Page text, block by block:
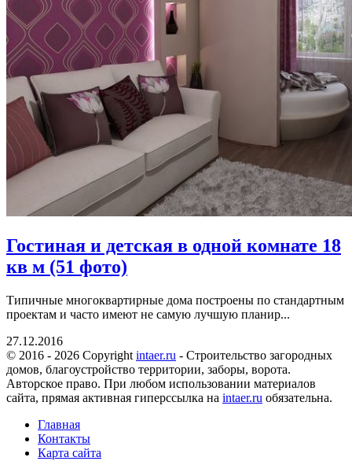
Гостиная и детская в одной комнате 18
кв м (51 фото)
Типичные многоквартирные дома построены по стандартным
проектам и часто имеют не самую лучшую планир...
27.12.2016
© 2016 - 2026 Copyright intaer.ru - Cтроительство загородных
домов, благоустройство территории, заборы, ворота.
Авторское право. При любом использовании материалов
сайта, прямая активная гиперссылка на intaer.ru обязательна.
Главная
Контакты
Карта сайта